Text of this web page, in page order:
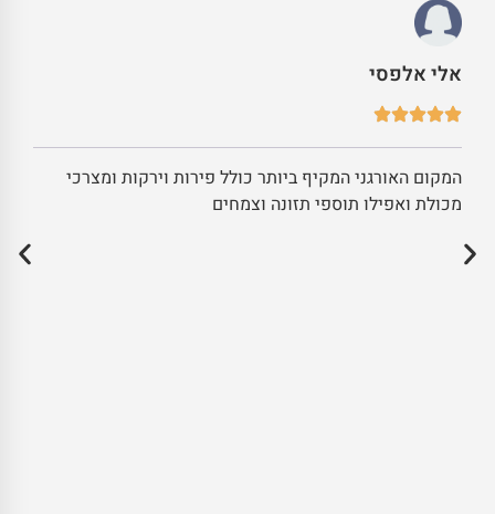
אלי אלפסי
המקום האורגני המקיף ביותר כולל פירות וירקות ומצרכי
מכולת ואפילו תוספי תזונה וצמחים